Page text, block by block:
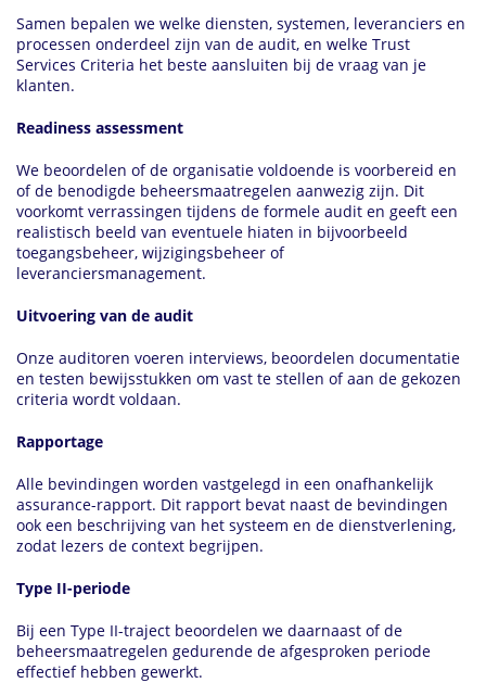
Samen bepalen we welke diensten, systemen, leveranciers en
processen onderdeel zijn van de audit, en welke Trust
Services Criteria het beste aansluiten bij de vraag van je
klanten.
Readiness assessment
We beoordelen of de organisatie voldoende is voorbereid en
of de benodigde beheersmaatregelen aanwezig zijn. Dit
voorkomt verrassingen tijdens de formele audit en geeft een
realistisch beeld van eventuele hiaten in bijvoorbeeld
toegangsbeheer, wijzigingsbeheer of
leveranciersmanagement.
Uitvoering van de audit
Onze auditoren voeren interviews, beoordelen documentatie
en testen bewijsstukken om vast te stellen of aan de gekozen
criteria wordt voldaan.
Rapportage
Alle bevindingen worden vastgelegd in een onafhankelijk
assurance-rapport. Dit rapport bevat naast de bevindingen
ook een beschrijving van het systeem en de dienstverlening,
zodat lezers de context begrijpen.
Type II-periode
Bij een Type II-traject beoordelen we daarnaast of de
beheersmaatregelen gedurende de afgesproken periode
effectief hebben gewerkt.